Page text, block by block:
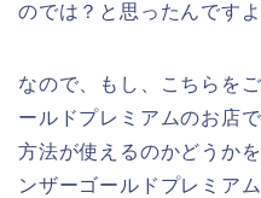
のでは？と思ったんですよ
なので、もし、こちらを
ールドプレミアムのお店
方法が使えるのかどうか
ンザーゴールドプレミア